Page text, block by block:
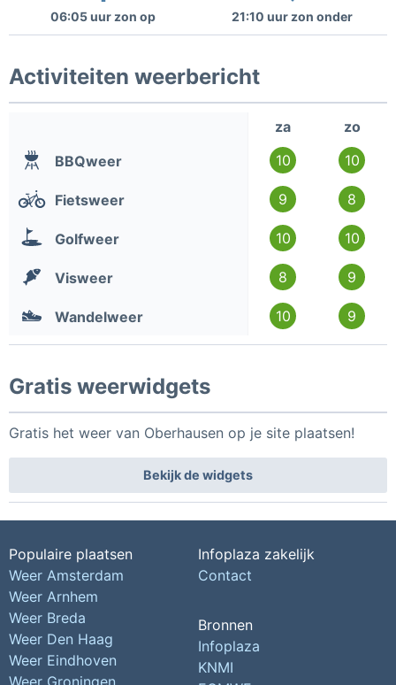
06:05 uur zon op 21:10 uur zon onder
Activiteiten weerbericht
za
zo
BBQweer
10 10
Fietsweer 9 8
Golfweer 10 10
Visweer 8 9
Wandelweer 10 9
Gratis weerwidgets
Gratis het weer van Oberhausen op je site plaatsen!
Bekijk de widgets
Populaire plaatsen
Weer Amsterdam
Weer Arnhem
Weer Breda
Weer Den Haag
Weer Eindhoven
Infoplaza zakelijk
Contact
Bronnen
Infoplaza
KNMI